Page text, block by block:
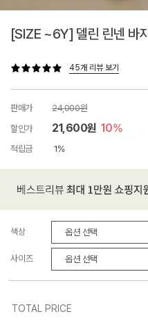
[SIZE ~6Y] 델린 린넨 바지
45개 리뷰 보기
판매가
24,000원
할인가
21,600원 10%
적립금 1%
색상
사이즈
TOTAL PRICE